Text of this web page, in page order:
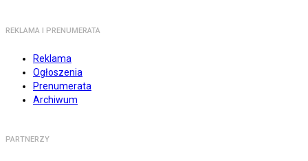
REKLAMA I PRENUMERATA
Reklama
Ogłoszenia
Prenumerata
Archiwum
PARTNERZY